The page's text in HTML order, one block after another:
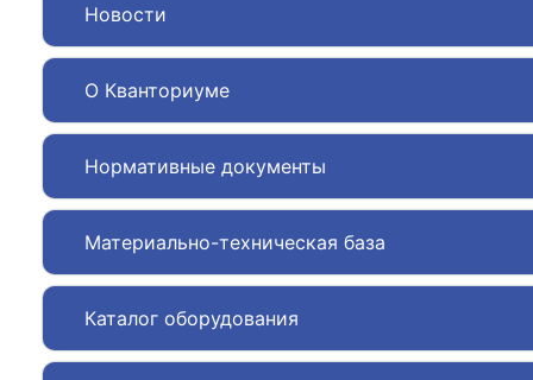
Новости
О Кванториуме
Нормативные документы
Материально-техническая база
Каталог оборудования